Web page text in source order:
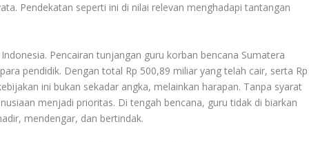
Pendekatan seperti ini di nilai relevan menghadapi tantangan
Pencairan tunjangan guru korban bencana Sumatera
pendidik. Dengan total Rp 500,89 miliar yang telah cair, serta Rp
ini bukan sekadar angka, melainkan harapan. Tanpa syarat
menjadi prioritas. Di tengah bencana, guru tidak di biarkan
mendengar, dan bertindak.